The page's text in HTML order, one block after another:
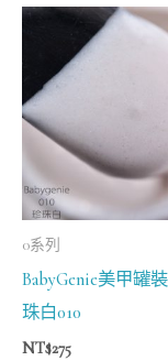
0系列
BabyGenie美甲罐
珠白010
NT$275